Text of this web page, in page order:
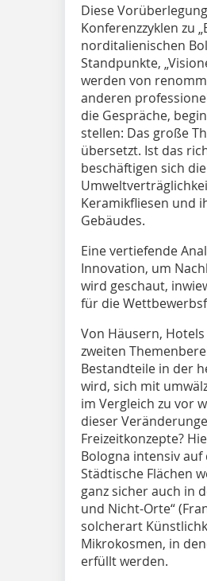
Diese
Konferenzzyklen zu
norditalienischen
Standpunkte,
werden von
anderen
die Gespräche,
stellen: Das große
übersetzt. Ist das
beschäftigen sich
Keramikfliesen und
Gebäudes.
Eine vertiefende
Innovation, um
wird geschaut,
für die
Von Häusern,
zweiten
Bestandteile in der
wird, sich mit
im Vergleich zu vor
dieser
Freizeitkonzepte?
Bologna intensiv
Städtische Flächen
ganz sicher auch in
und Nicht-Orte“
solcherart
Mikrokosmen, in
erfüllt werden.